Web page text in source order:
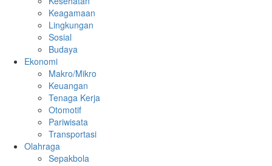
Keagamaan
Lingkungan
Sosial
Budaya
Ekonomi
Makro/Mikro
Keuangan
Tenaga Kerja
Otomotif
Pariwisata
Transportasi
Olahraga
Sepakbola